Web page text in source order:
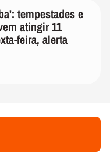
tempestades e
atingir 11
feira, alerta